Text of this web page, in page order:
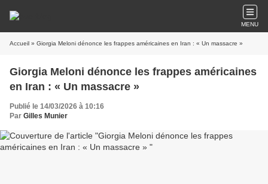
MENU
Accueil » Giorgia Meloni dénonce les frappes américaines en Iran : « Un massacre »
Giorgia Meloni dénonce les frappes américaines
en Iran : « Un massacre »
Publié le 14/03/2026 à 10:16
Par Gilles Munier